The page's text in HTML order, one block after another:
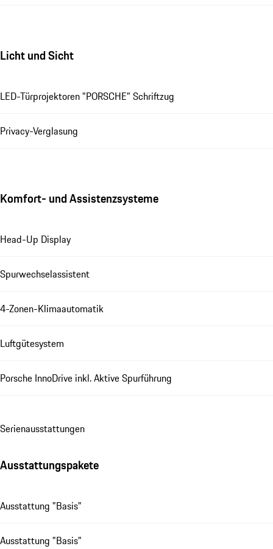
Licht und Sicht
LED-Türprojektoren "PORSCHE" Schriftzug
Privacy-Verglasung
Komfort- und Assistenzsysteme
Head-Up Display
Spurwechselassistent
4-Zonen-Klimaautomatik
Luftgütesystem
Porsche InnoDrive inkl. Aktive Spurführung
Se­ri­en­aus­stat­tungen
Ausstattungspakete
Ausstattung "Basis"
Ausstattung "Basis"